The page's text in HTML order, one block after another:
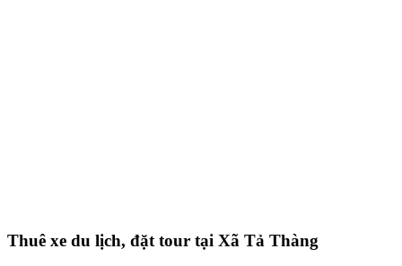
Thuê xe du lịch, đặt tour tại Xã Tả Thàng